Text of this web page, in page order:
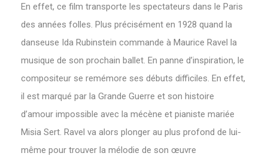
En effet, ce film transporte les spectateurs dans le Paris
des années folles. Plus précisément en 1928 quand la
danseuse Ida Rubinstein commande à Maurice Ravel la
musique de son prochain ballet. En panne d’inspiration, le
compositeur se remémore ses débuts difficiles. En effet,
il est marqué par la Grande Guerre et son histoire
d’amour impossible avec la mécène et pianiste mariée
Misia Sert. Ravel va alors plonger au plus profond de lui-
même pour trouver la mélodie de son œuvre